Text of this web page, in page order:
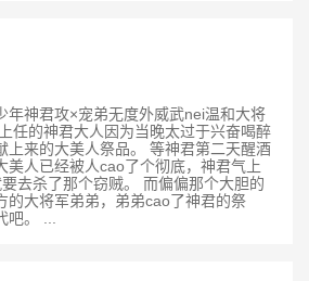
年神君攻×宠弟无度外威武nei温和大将
神君大人因为当晚太过于兴奋喝醉
上来的大美人祭品。 等神君第二天醒酒
美人已经被人cao了个彻底，神君气上
去杀了那个窃贼。 而偏偏那个大胆的
的大将军弟弟，弟弟cao了神君的祭
。 ...